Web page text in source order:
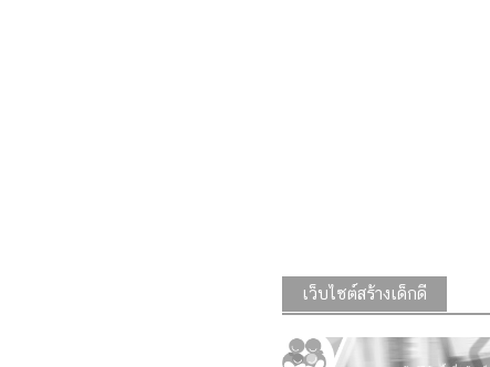
เว็บไซต์สร้างเด็กดี